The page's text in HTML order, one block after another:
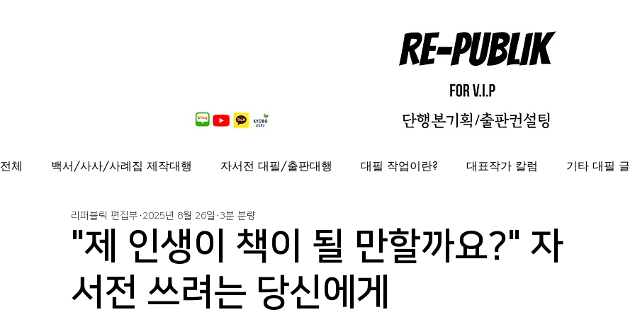
전체 백서/사사/사례집 제작대행 자서전 대필/출판대행 대필 작업이란? 대표작가 칼럼 기타 대필 글
출간도서 안내 연재중 사보/백서 제작대행
가이드북, 샘플북, 자료집 제작 대행 퍼스널브랜딩 도록제작대행
"제 인생이 책이 될 만할까요?" 자
서전 쓰려는 당신에게
리퍼블릭 편집부 2025년 8월 26일 3분 분량